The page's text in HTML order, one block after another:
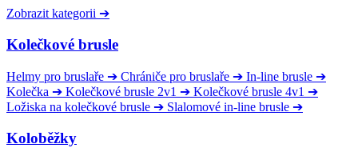
Zobrazit kategorii ➔
Kolečkové brusle
Helmy pro bruslaře ➔ Chrániče pro bruslaře ➔ In-line brusle ➔
Kolečka ➔ Kolečkové brusle 2v1 ➔ Kolečkové brusle 4v1 ➔
Ložiska na kolečkové brusle ➔ Slalomové in-line brusle ➔
Koloběžky